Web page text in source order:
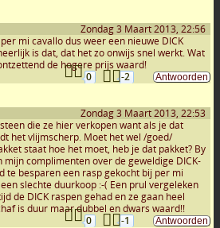
Zondag 3 Maart 2013, 22:56
mi cavallo dus weer een nieuwe DICK
is dat, dat het zo onwijs snel werkt. Wat
de hogere prijs waard!
0
-2
Zondag 3 Maart 2013, 22:53
die ze hier verkopen want als je dat
het vlijmscherp. Moet het wel /goed/
staat hoe het moet, heb je dat pakket? By
mijn complimenten over de geweldige DICK-
te besparen een rasp gekocht bij per mi
slechte duurkoop :-( Een prul vergeleken
de DICK raspen gehad en ze gaan heel
is duur maar dubbel en dwars waard!!
0
-1